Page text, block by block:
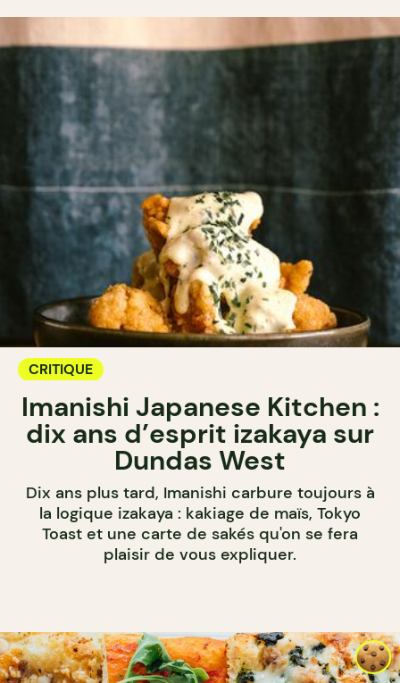
CRITIQUE
Imanishi Japanese Kitchen :
dix ans d’esprit izakaya sur
Dundas West
Dix ans plus tard, Imanishi carbure toujours à
la logique izakaya : kakiage de maïs, Tokyo
Toast et une carte de sakés qu'on se fera
plaisir de vous expliquer.